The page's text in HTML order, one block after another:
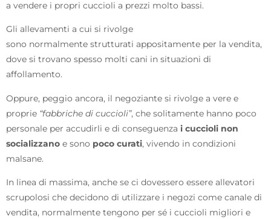
a vendere i propri cuccioli a prezzi molto bassi.
Gli allevamenti a cui si rivolge
sono normalmente strutturati appositamente per la vendita,
dove si trovano spesso molti cani in situazioni di
affollamento.
Oppure, peggio ancora, il negoziante si rivolge a vere e
proprie “fabbriche di cuccioli”, che solitamente hanno poco
personale per accudirli e di conseguenza i cuccioli non
socializzano e sono poco curati, vivendo in condizioni
malsane.
In linea di massima, anche se ci dovessero essere allevatori
scrupolosi che decidono di utilizzare i negozi come canale di
vendita, normalmente tengono per sé i cuccioli migliori e